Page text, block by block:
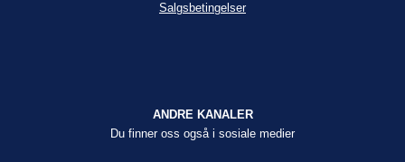
Salgsbetingelser
ANDRE KANALER
Du finner oss også i sosiale medier